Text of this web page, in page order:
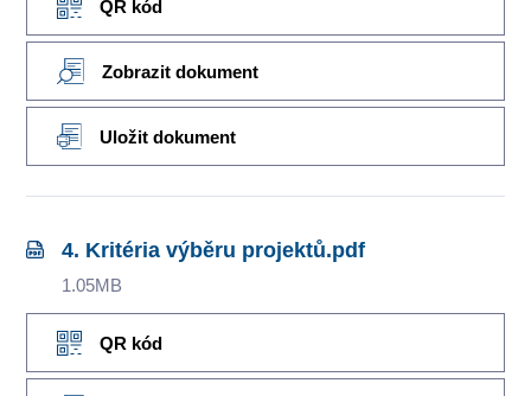
QR kód
Zobrazit dokument
Uložit dokument
4. Kritéria výběru projektů.pdf
1.05MB
QR kód